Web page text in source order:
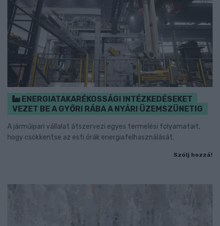
ENERGIATAKARÉKOSSÁGI INTÉZKEDÉSEKET
VEZET BE A GYŐRI RÁBA A NYÁRI ÜZEMSZÜNETIG
A járműipari vállalat átszervezi egyes termelési folyamatait,
hogy csökkentse az esti órák energiafelhasználását.
Szólj hozzá!